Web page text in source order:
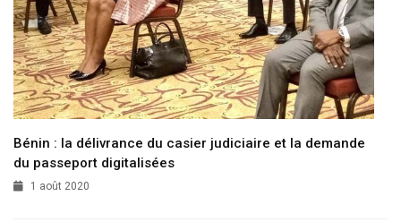
Bénin : la délivrance du casier judiciaire et la demande
du passeport digitalisées
1 août 2020